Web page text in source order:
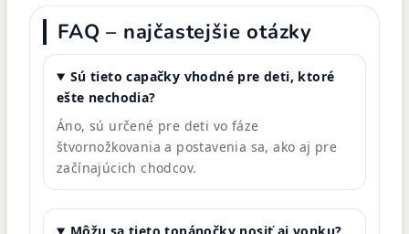
FAQ – najčastejšie otázky
Sú tieto capačky vhodné pre deti, ktoré
ešte nechodia?
Áno, sú určené pre deti vo fáze
štvornožkovania a postavenia sa, ako aj pre
začínajúcich chodcov.